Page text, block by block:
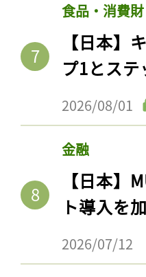
食品・消費
【日本】
プ1とス
2026/08/01
金融
【日本】
ト導入を
2026/07/12